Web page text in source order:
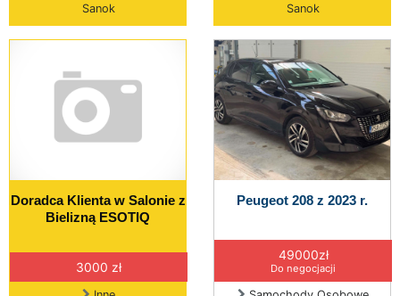
Sanok
Sanok
Doradca Klienta w Salonie z
Bielizną ESOTIQ
3000 zł
Peugeot 208 z 2023 r.
49000zł
Do negocjacji